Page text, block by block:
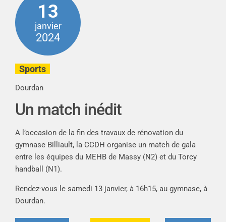
13
janvier
2024
Sports
Dourdan
Un match inédit
A l’occasion de la fin des travaux de rénovation du
gymnase Billiault, la CCDH organise un match de gala
entre les équipes du MEHB de Massy (N2) et du Torcy
handball (N1).
Rendez-vous le samedi 13 janvier, à 16h15, au gymnase, à
Dourdan.